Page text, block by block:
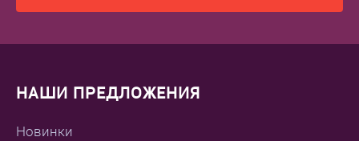
НАШИ ПРЕДЛОЖЕНИЯ
Новинки